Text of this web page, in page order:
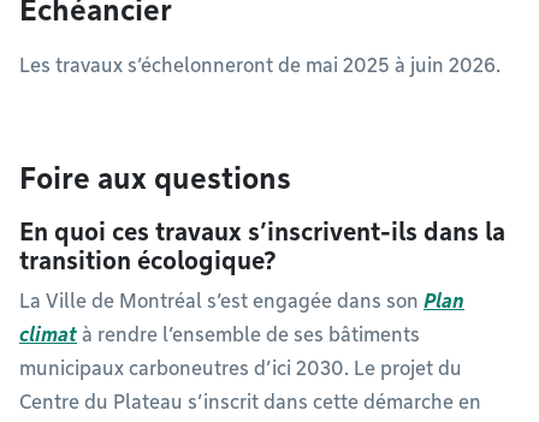
Échéancier
Les travaux s’échelonneront de mai 2025 à juin 2026.
Foire aux questions
En quoi ces travaux s’inscrivent-ils dans la
transition écologique?
La Ville de Montréal s’est engagée dans son Plan
climat à rendre l’ensemble de ses bâtiments
municipaux carboneutres d’ici 2030. Le projet du
Centre du Plateau s’inscrit dans cette démarche en